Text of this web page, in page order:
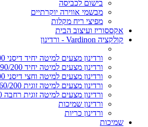
בישום לכביסה
מבשמי אווירה יוקרתיים
מפיצי ריח מקלות
אקססוריז ועיצוב הבית
קולקציה Vardinon - ורדינון
ורדינון מצעים למיטה יחיד דיסני 90/200
ורדינון מצעים למיטה יחיד 90/200
ורדינון מצעים למיטה וחצי דיסני 120/200
ורדינון מצעים למיטה זוגית 160/200
ורדינון מצעים למיטה זוגית רחבה 180/200
ורדינון שמיכות
ורדינון כריות
שמיכות